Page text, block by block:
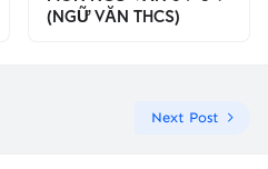
(NGỮ VĂN THCS)
Next Post